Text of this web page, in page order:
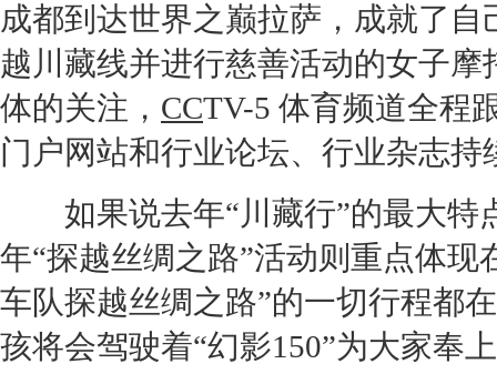
成都到达世界之巅拉萨，成就了
越川藏线并进行慈善活动的女子
体的关注， CCTV-5 体育频道全程
门户网站和行业论坛、行业杂志持
如果说去年“川藏行”的最大特
年“探越丝绸之路”活动则重点体
车队探越丝绸之路”的一切行程都
孩将会驾驶着“幻影150”为大家奉